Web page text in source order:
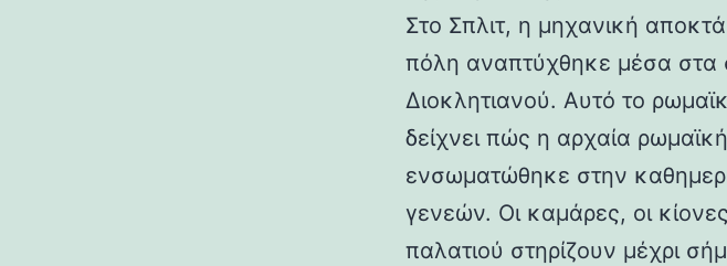
Στο Σπλιτ, η μηχανική
πόλη αναπτύχθηκε μέσα στα
Διοκλητιανού. Αυτό το
δείχνει πώς η αρχαία
ενσωματώθηκε στην
γενεών. Οι καμάρες, οι
παλατιού στηρίζουν μέχρι